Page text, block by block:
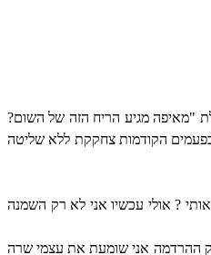
"מאיפה מגיע הריח הזה של השום?
הקודמות צחקקת ללא שליטה
? אולי עכשיו אני לא רק השמנה
ההרדמה אני שומעת את עצמי שרה